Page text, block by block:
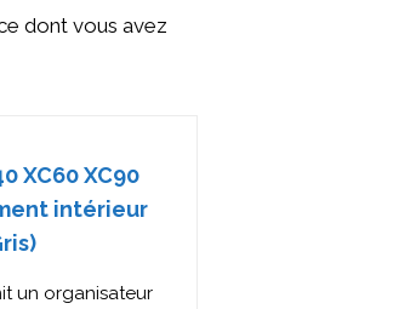
dont vous avez
XC60 XC90
intérieur
un organisateur